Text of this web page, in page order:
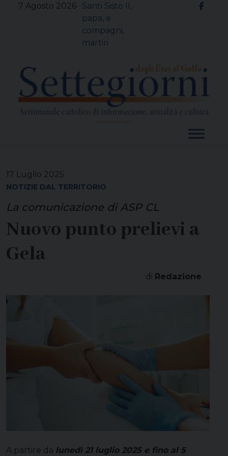
7 Agosto 2026
Santi Sisto II,
papa, e
compagni,
martiri
17 Luglio 2025
NOTIZIE DAL TERRITORIO
La comunicazione di ASP CL
Nuovo punto prelievi a
Gela
di Redazione
A partire da lunedì 21 luglio 2025 e fino al 5